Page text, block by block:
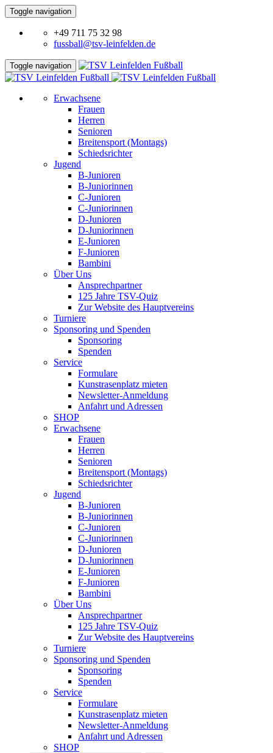
Toggle navigation
+49 711 75 32 98
fussball@tsv-leinfelden.de
Toggle navigation
Erwachsene
Frauen
Herren
Senioren
Breitensport (Montags)
Schiedsrichter
Jugend
B-Junioren
B-Juniorinnen
C-Junioren
C-Juniorinnen
D-Junioren
D-Juniorinnen
E-Junioren
F-Junioren
Bambini
Über Uns
Ansprechpartner
125 Jahre TSV-Quiz
Zur Website des Hauptvereins
Turniere
Sponsoring und Spenden
Sponsoring
Spenden
Service
Formulare
Kunstrasenplatz mieten
Newsletter-Anmeldung
Anfahrt und Adressen
SHOP
Erwachsene
Frauen
Herren
Senioren
Breitensport (Montags)
Schiedsrichter
Jugend
B-Junioren
B-Juniorinnen
C-Junioren
C-Juniorinnen
D-Junioren
D-Juniorinnen
E-Junioren
F-Junioren
Bambini
Über Uns
Ansprechpartner
125 Jahre TSV-Quiz
Zur Website des Hauptvereins
Turniere
Sponsoring und Spenden
Sponsoring
Spenden
Service
Formulare
Kunstrasenplatz mieten
Newsletter-Anmeldung
Anfahrt und Adressen
SHOP